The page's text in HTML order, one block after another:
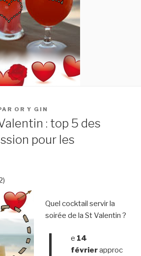
OR Y GIN
: top 5 des
pour les
)
Quel cocktail servir la
soirée de la St Valentin ?
e 14
févrierapproc